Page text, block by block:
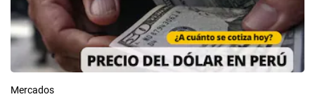
Mercados